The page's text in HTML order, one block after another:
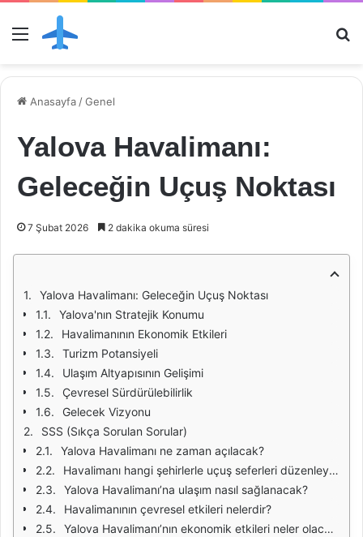
Menü
Anasayfa /Genel
Yalova Havalimanı:
Geleceğin Uçuş Noktası
7 Şubat 2026 2 dakika okuma süresi
Yalova Havalimanı: Geleceğin Uçuş Noktası
Yalova'nın Stratejik Konumu
Havalimanının Ekonomik Etkileri
Turizm Potansiyeli
Ulaşım Altyapısının Gelişimi
Çevresel Sürdürülebilirlik
Gelecek Vizyonu
SSS (Sıkça Sorulan Sorular)
Yalova Havalimanı ne zaman açılacak?
Havalimanı hangi şehirlerle uçuş seferleri düzenleyecek?
Yalova Havalimanı’na ulaşım nasıl sağlanacak?
Havalimanının çevresel etkileri nelerdir?
Yalova Havalimanı’nın ekonomik etkileri neler olacak?